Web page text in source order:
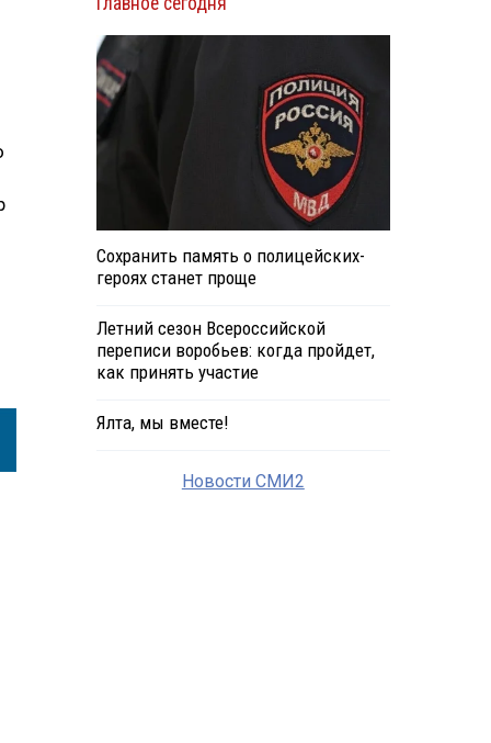
Сохранить память о полицейских-
героях станет проще
Летний сезон Всероссийской
переписи воробьев: когда пройдет,
как принять участие
Ялта, мы вместе!
Новости СМИ2